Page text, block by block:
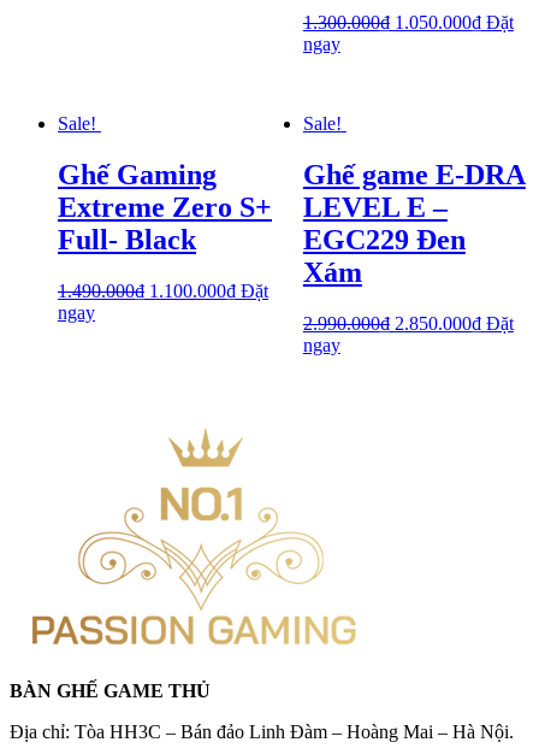
1.300.000₫ 1.050.000₫ Đặt
ngay
Sale!
Ghế Gaming
Extreme Zero S+
Full- Black
1.490.000₫ 1.100.000₫ Đặt
ngay
Sale!
Ghế game E-DRA
LEVEL E –
EGC229 Đen
Xám
2.990.000₫ 2.850.000₫ Đặt
ngay
BÀN GHẾ GAME THỦ
Địa chỉ: Tòa HH3C – Bán đảo Linh Đàm – Hoàng Mai – Hà Nội.